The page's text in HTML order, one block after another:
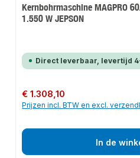
Kernbohrmaschine MAGPRO
1.550 W JEPSON
Direct leverbaar, levertijd
Normale prijs:
€ 1.308,10
Prijzen incl. BTW en excl.
In de